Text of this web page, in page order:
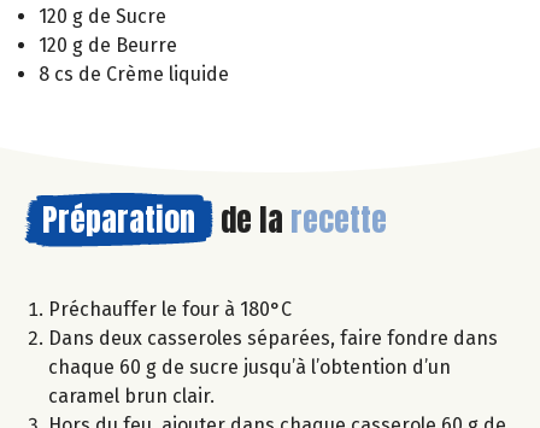
120 g de Sucre
120 g de Beurre
8 cs de Crème liquide
Préparation de la recette
Préchauffer le four à 180°C
Dans deux casseroles séparées, faire fondre dans
chaque 60 g de sucre jusqu’à l’obtention d’un
caramel brun clair.